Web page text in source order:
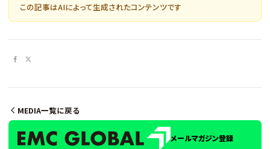
この記事はAIによって生成されたコンテンツです
MEDIA一覧に戻る
メールマガジン登録